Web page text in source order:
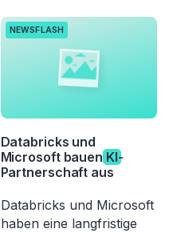
NEWSFLASH
Databricks und
Microsoft bauen KI-
Partnerschaft aus
Databricks und Microsoft
haben eine langfristige